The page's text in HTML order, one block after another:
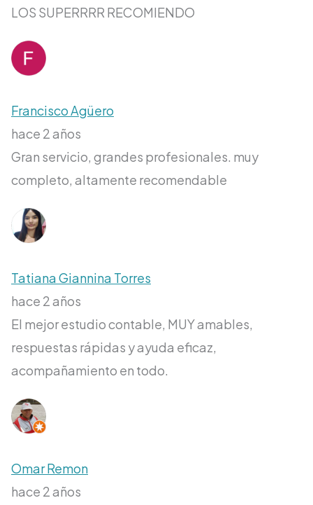
LOS SUPERRRR RECOMIENDO
Francisco Agüero
hace 2 años
Gran servicio, grandes profesionales. muy
completo, altamente recomendable
Tatiana Giannina Torres
hace 2 años
El mejor estudio contable, MUY amables,
respuestas rápidas y ayuda eficaz,
acompañamiento en todo.
Omar Remon
hace 2 años